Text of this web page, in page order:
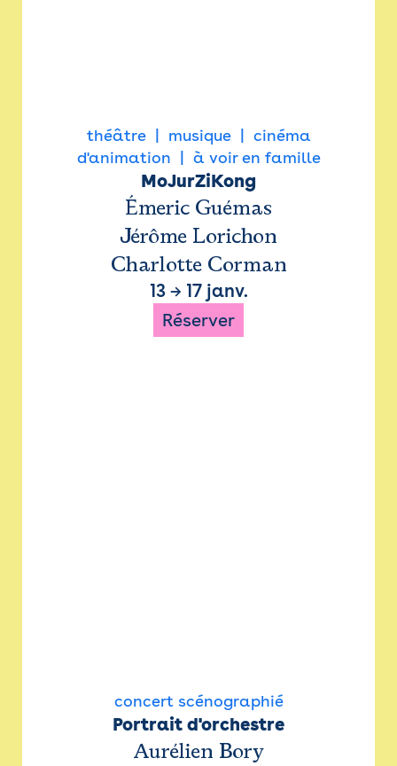
théâtre musique
cinéma
d'animation
à voir en famille
MoJurZiKong
Émeric Guémas
Jérôme Lorichon
Charlotte Corman
13→ 17 janv.
Réserver
concert scénographié
Portrait d'orchestre
Aurélien Bory